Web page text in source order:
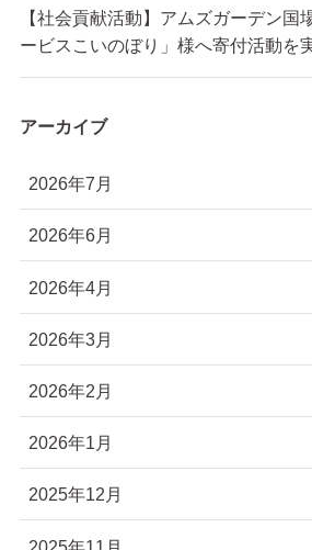
【社会貢献活動】アムズガーデン国
ービスこいのぼり」様へ寄付活動を
アーカイブ
2026年7月
2026年6月
2026年4月
2026年3月
2026年2月
2026年1月
2025年12月